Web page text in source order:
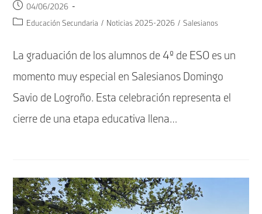
Publicación
de
04/06/2026
Categoría
entrada:
Educación Secundaria / Noticias 2025-2026 / Salesianos
La graduación de los alumnos de 4º de ESO es un
momento muy especial en Salesianos Domingo
Savio de Logroño. Esta celebración representa el
cierre de una etapa educativa llena…